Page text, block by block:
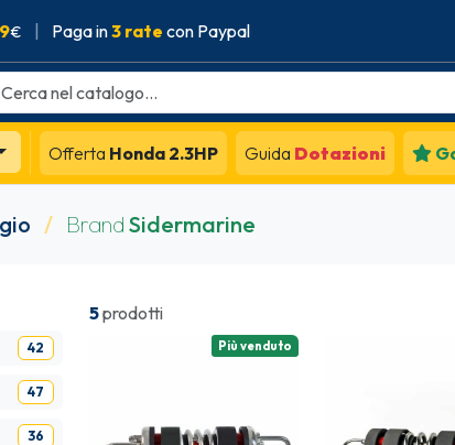
€ Paga in3 rate con Paypal
Offerta Honda 2.3HP Guida Dotazioni
/ Brand Sidermarine
42
47
36
5prodotti
Più venduto